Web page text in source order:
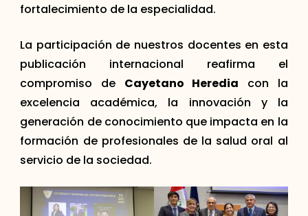
fortalecimiento de la especialidad.
La participación de nuestros docentes en esta
publicación internacional reafirma el
compromiso de Cayetano Heredia con la
excelencia académica, la innovación y la
generación de conocimiento que impacta en la
formación de profesionales de la salud oral al
servicio de la sociedad.